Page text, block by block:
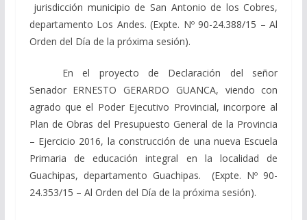
jurisdicción municipio de San Antonio de los Cobres,
departamento Los Andes. (Expte. Nº 90-24.388/15 – Al
Orden del Día de la próxima sesión).
En el proyecto de Declaración del señor
Senador ERNESTO GERARDO GUANCA, viendo con
agrado que el Poder Ejecutivo Provincial, incorpore al
Plan de Obras del Presupuesto General de la Provincia
– Ejercicio 2016, la construcción de una nueva Escuela
Primaria de educación integral en la localidad de
Guachipas, departamento Guachipas. (Expte. Nº 90-
24.353/15 – Al Orden del Día de la próxima sesión).